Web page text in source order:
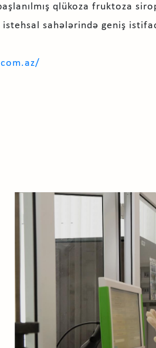
qlükoza fruktoza
istehsal sahələrində geniş